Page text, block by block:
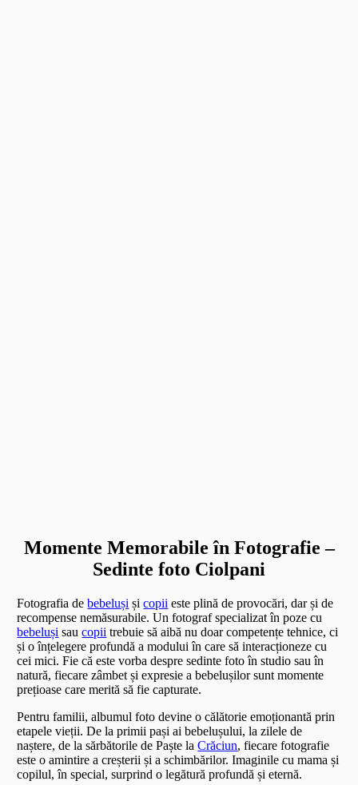
Momente Memorabile în Fotografie –
Sedinte foto Ciolpani
Fotografia debebeluși șicopii este plină de provocări, dar și de
recompense nemăsurabile. Un fotograf specializat în poze cu
bebeluși saucopii trebuie să aibă nu doar competențe tehnice, ci
și o înțelegere profundă a modului în care să interacționeze cu
cei mici. Fie că este vorba despre sedinte foto în studio sau în
natură, fiecare zâmbet și expresie a bebelușilor sunt momente
prețioase care merită să fie capturate.
Pentru familii, albumul foto devine o călătorie emoționantă prin
etapele vieții. De la primii pași ai bebelușului, la zilele de
naștere, de la sărbătorile de Paște laCrăciun, fiecare fotografie
este o amintire a creșterii și a schimbărilor. Imaginile cu mama și
copilul, în special, surprind o legătură profundă și eternă.